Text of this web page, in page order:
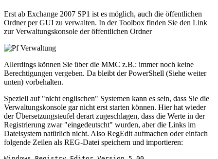
Erst ab Exchange 2007 SP1 ist es möglich, auch die öffentlichen
Ordner per GUI zu verwalten. In der Toolbox finden Sie den Link
zur Verwaltungskonsole der öffentlichen Ordner
Allerdings können Sie über die MMC z.B.: immer noch keine
Berechtigungen vergeben. Da bleibt der PowerShell (Siehe weiter
unten) vorbehalten.
Speziell auf "nicht englischen" Systemen kann es sein, dass Sie die
Verwaltungskonsole gar nicht erst starten können. Hier hat wieder
der Übersetzungsteufel derart zugeschlagen, dass die Werte in der
Registrierung zwar "eingedeutscht" wurden, aber die Links im
Dateisystem natürlich nicht. Also RegEdit aufmachen oder einfach
folgende Zeilen als REG-Datei speichern und importieren: